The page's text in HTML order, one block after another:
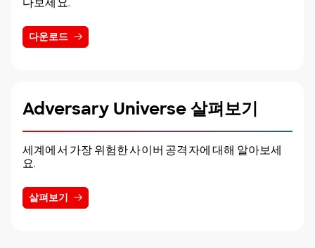
다운로드
Adversary Universe 살펴보기
세계에서 가장 위험한 사이버 공격자에 대해 알아보세
요.
살펴보기